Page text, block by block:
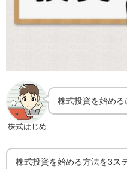
株式はじめ
株式投資を始める
株式投資を始める方法を3ス